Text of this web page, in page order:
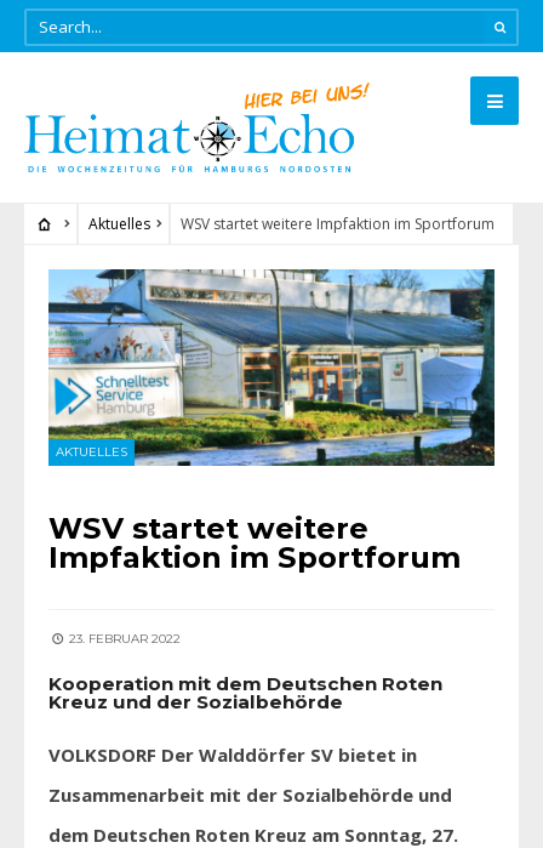
Aktuelles WSV startet weitere Impfaktion im Sportforum
AKTUELLES
WSV startet weitere
Impfaktion im Sportforum
23. FEBRUAR 2022
Kooperation mit dem Deutschen Roten
Kreuz und der Sozialbehörde
VOLKSDORF Der Walddörfer SV bietet in
Zusammenarbeit mit der Sozialbehörde und
dem Deutschen Roten Kreuz am Sonntag, 27.